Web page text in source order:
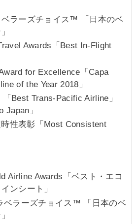
ラーズチョイス™ 「日本のベ
Awards「Best In-Flight
for Excellence「Capa
of the Year 2018」
Best Trans-Pacific Airline」
Japan」
性表彰「Most Consistent
Airline Awards「ベスト・エコ
ンシート」
ベラーズチョイス™ 「日本のベ